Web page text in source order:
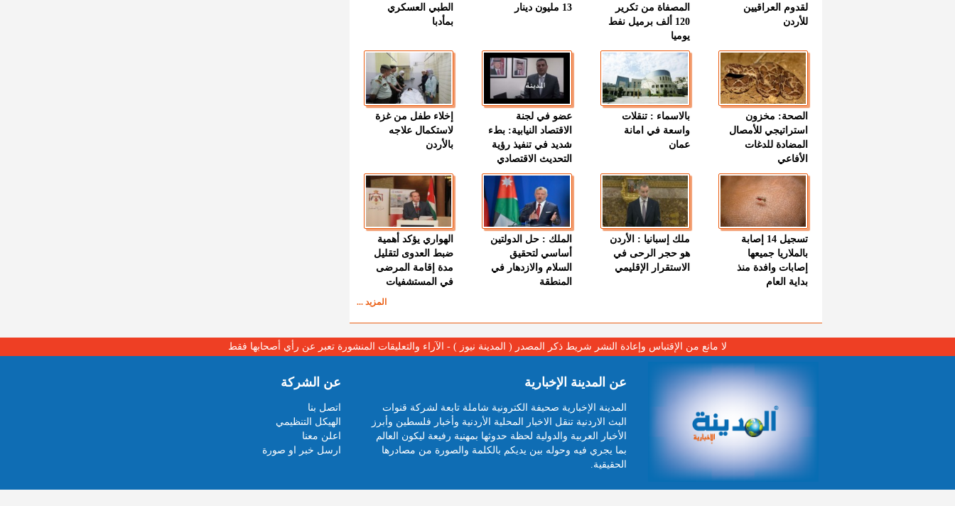
لقدوم العراقيين
للأردن
المصفاة من تكرير
120 ألف برميل نفط
يوميا
13 مليون دينار
الطبي العسكري
بمأدبا
الصحة: مخزون
استراتيجي للأمصال
المضادة للدغات
الأفاعي
بالاسماء : تنقلات
واسعة في امانة
عمان
عضو في لجنة
الاقتصاد النيابية: بطء
شديد في تنفيذ رؤية
التحديث الاقتصادي
إخلاء طفل من غزة
لاستكمال علاجه
بالأردن
تسجيل 14 إصابة
بالملاريا جميعها
إصابات وافدة منذ
بداية العام
ملك إسبانيا : الأردن
هو حجر الرحى في
الاستقرار الإقليمي
الملك : حل الدولتين
أساسي لتحقيق
السلام والازدهار في
المنطقة
الهواري يؤكد أهمية
ضبط العدوى لتقليل
مدة إقامة المرضى
في المستشفيات
المزيد ...
لا مانع من الإقتباس وإعادة النشر شريط ذكر المصدر ( المدينة نيوز ) - الآراء والتعليقات المنشورة تعبر عن رأي أصحابها فقط
عن المدينة الإخبارية
المدينة الإخبارية صحيفة الكترونية شاملة تابعة لشركة قنوات
البث الاردنية تنقل الاخبار المحلية الأردنية وأخبار فلسطين وأبرز
الأخبار العربية والدولية لحظة حدوثها بمهنية رفيعة ليكون العالم
بما يجري فيه وحوله بين يديكم بالكلمة والصورة من مصادرها
الحقيقية.
عن الشركة
اتصل بنا
الهيكل التنظيمي
اعلن معنا
ارسل خبر او صورة